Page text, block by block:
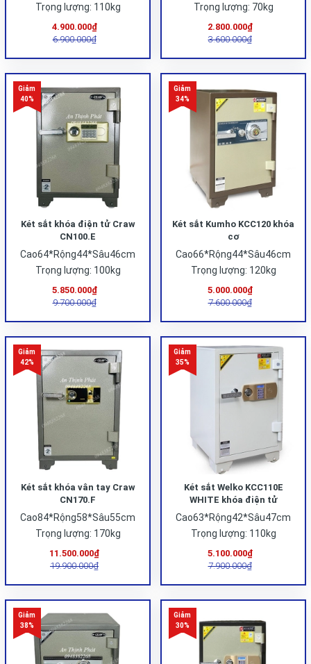
Trọng lượng: 110kg
4.900.000₫
6.900.000₫
Trọng lượng: 70kg
2.800.000₫
3.600.000₫
Két sắt khóa điện tử Craw
CN100.E
Cao64*Rộng44*Sâu46cm
Trọng lượng: 100kg
5.850.000₫
9.700.000₫
Két sắt Kumho KCC120 khóa
cơ
Cao66*Rộng44*Sâu46cm
Trọng lượng: 120kg
5.000.000₫
7.600.000₫
Két sắt khóa vân tay Craw
CN170.F
Cao84*Rộng58*Sâu55cm
Trọng lượng: 170kg
11.500.000₫
19.900.000₫
Két sắt Welko KCC110E
WHITE khóa điện tử
Cao63*Rộng42*Sâu47cm
Trọng lượng: 110kg
5.100.000₫
7.900.000₫